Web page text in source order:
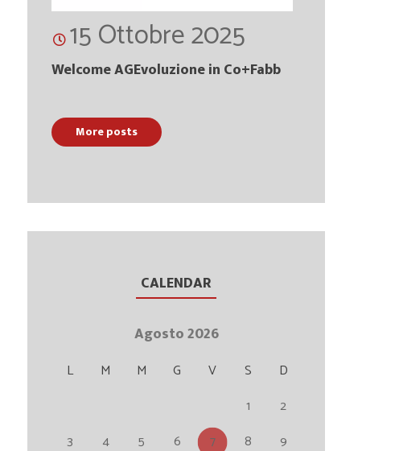
15 Ottobre 2025
Welcome AGEvoluzione in Co+Fabb
More posts
CALENDAR
Agosto 2026
L M M G V S
D
1
2
3
4 5 6 7 8 9